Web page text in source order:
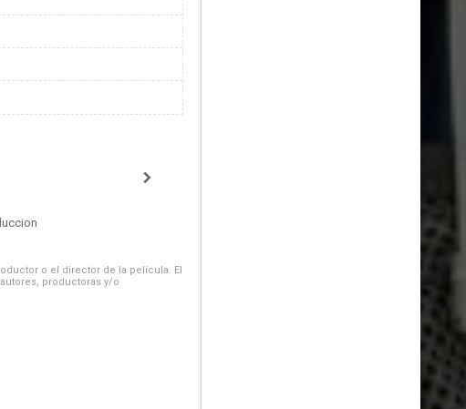
o el director de la película. El
productoras y/o